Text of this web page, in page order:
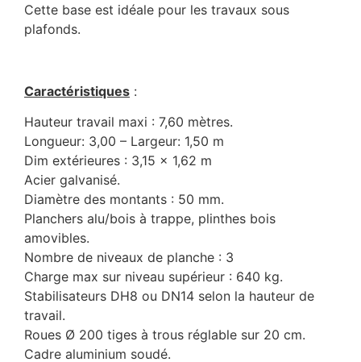
Cette base est idéale pour les travaux sous
plafonds.
Caractéristiques :
Hauteur travail maxi : 7,60 mètres.
Longueur: 3,00 – Largeur: 1,50 m
Dim extérieures : 3,15 x 1,62 m
Acier galvanisé.
Diamètre des montants : 50 mm.
Planchers alu/bois à trappe, plinthes bois
amovibles.
Nombre de niveaux de planche : 3
Charge max sur niveau supérieur : 640 kg.
Stabilisateurs DH8 ou DN14 selon la hauteur de
travail.
Roues Ø 200 tiges à trous réglable sur 20 cm.
Cadre aluminium soudé.